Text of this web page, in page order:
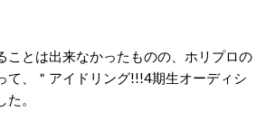
ことは出来なかったものの、ホリプロの
て、＂アイドリング!!!4期生オーディシ
。